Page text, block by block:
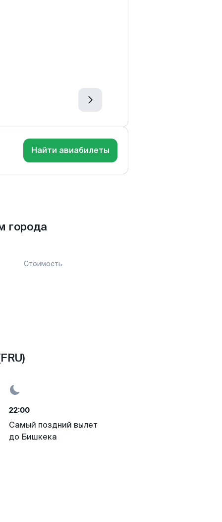
Найти авиабилеты
города
Стоимость
22:00
Самый поздний вылет
до Бишкека